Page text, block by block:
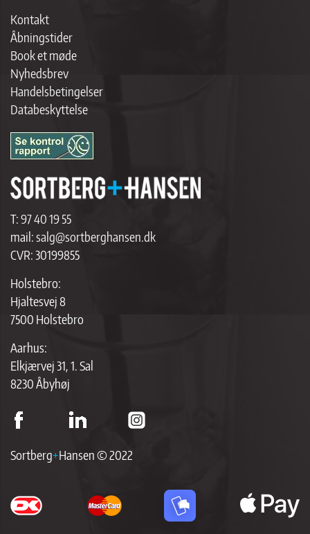
Kontakt
Åbningstider
Book et møde
Nyhedsbrev
Handelsbetingelser
Databeskyttelse
T:97 40 19 55
mail:salg@sortberghansen.dk
CVR: 30199855
Holstebro:
Hjaltesvej 8
7500 Holstebro
Aarhus:
Elkjærvej 31, 1. Sal
8230 Åbyhøj
Sortberg+Hansen © 2022